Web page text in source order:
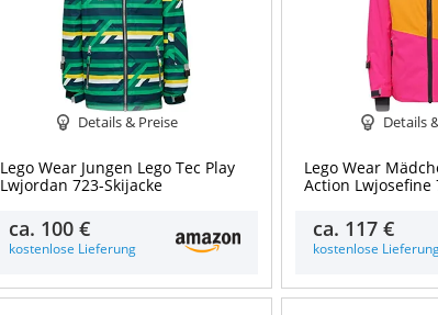
Details & Preise
Lego Wear Jungen Lego Tec Play
Lwjordan 723-Skijacke
ca. 100 €
kostenlose Lieferung
Details
Lego Wear
Action Lwjosefine
ca. 117 €
kostenlose